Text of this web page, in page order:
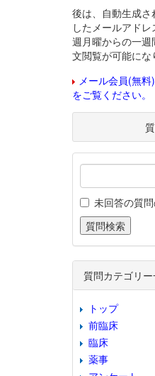
後は、自動生成
したメールアド
週月曜からの一
文閲覧が可能にな
メール会員(無
をご覧ください。
未回答の質
質問カテゴリ
トップ
前臨床
臨床
薬事